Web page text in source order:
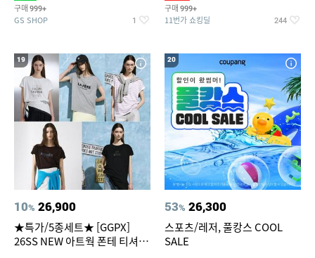
구매 999+
GS SHOP 1
구매 999+
11번가 쇼킹딜 244
19
10% 26,900
★특가/5종세트★ [GGPX]
26SS NEW 아트웍 폰테 티셔츠
20
53% 26,300
스포츠/레저, 풀캉스 COOL
SALE